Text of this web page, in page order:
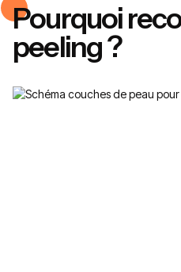
Pourquoi
peeling ?